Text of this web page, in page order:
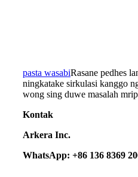
pasta wasabiRasane pedhes
ningkatake sirkulasi kanggo
wong sing duwe masalah
Kontak
Arkera Inc.
WhatsApp: +86 136 8369